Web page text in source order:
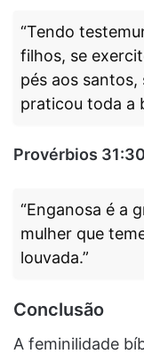
“Tendo
filhos, se
pés aos
praticou toda a
Provérbios
“Enganosa é a
mulher que
louvada.”
Conclusão
A feminilidade